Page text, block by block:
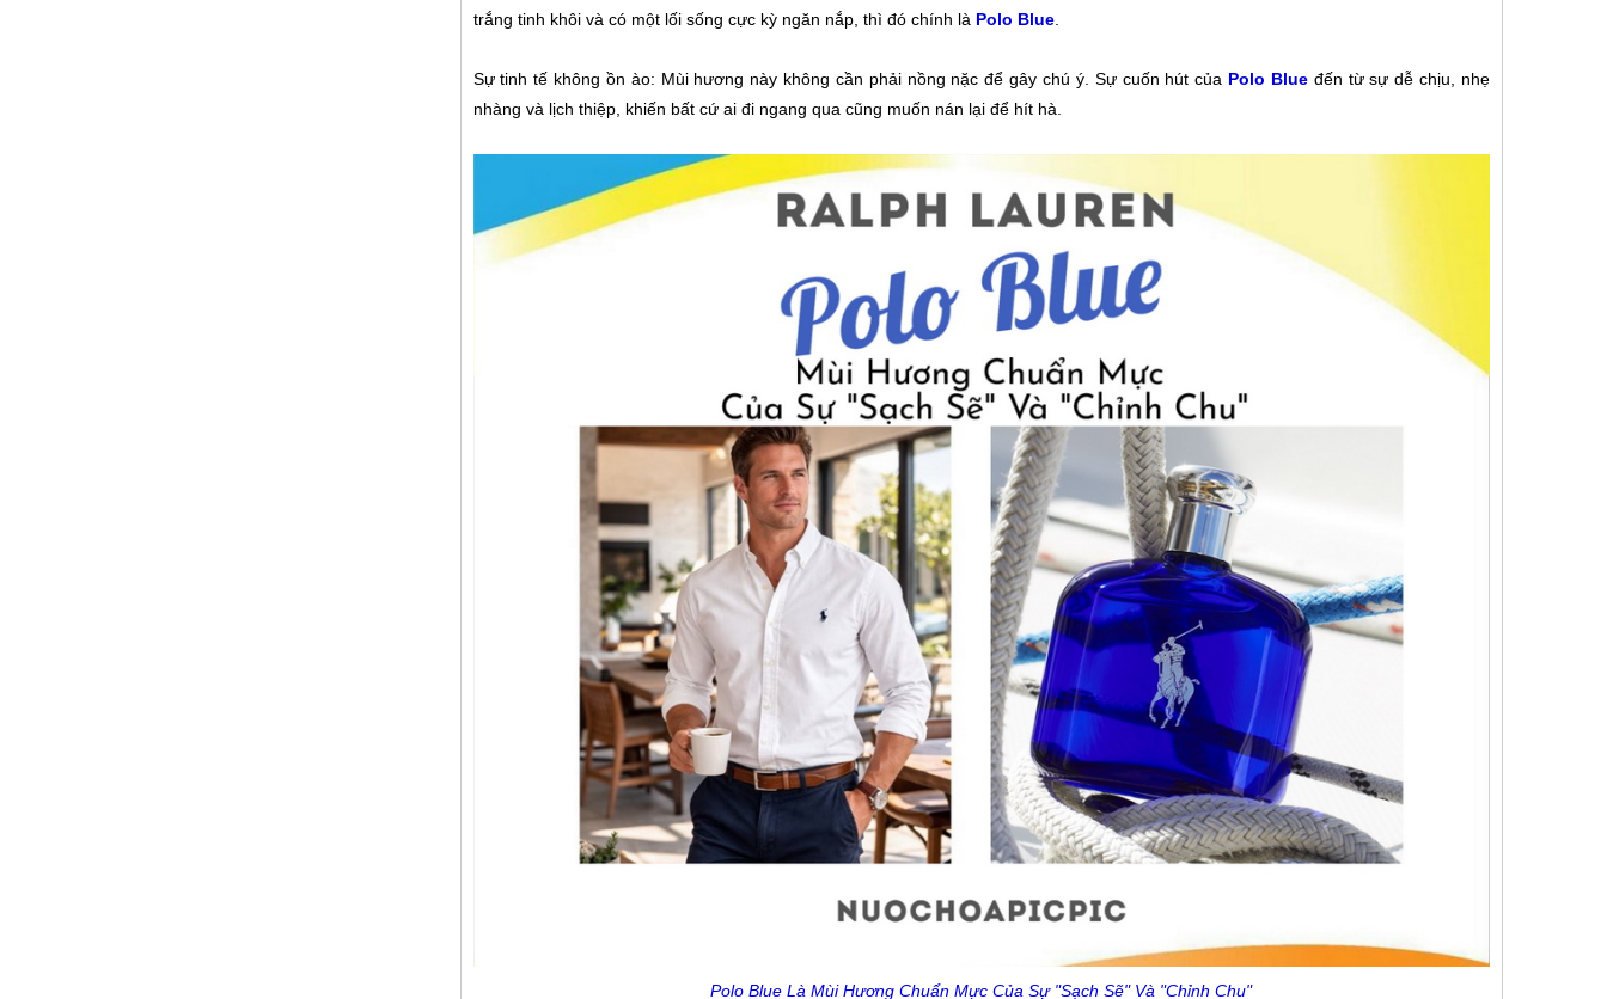
trắng tinh khôi và có một lối sống cực kỳ ngăn nắp, thì đó chính là Polo Blue.
Sự tinh tế không ồn ào: Mùi hương này không cần phải nồng nặc để gây chú ý. Sự cuốn hút của Polo Blueđến từ sự dễ chịu, nhẹ
nhàng và lịch thiệp, khiến bất cứ ai đi ngang qua cũng muốn nán lại để hít hà.
Polo Blue Là Mùi Hương Chuẩn Mực Của Sự "Sạch Sẽ" Và "Chỉnh Chu"